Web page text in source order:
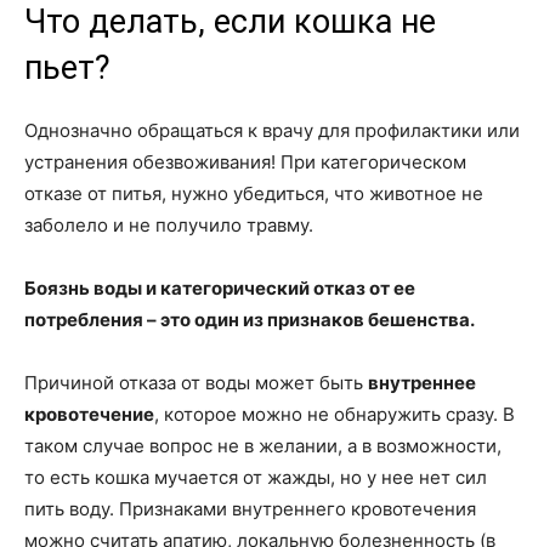
Что делать, если кошка не
пьет?
Однозначно обращаться к врачу для профилактики или
устранения обезвоживания! При категорическом
отказе от питья, нужно убедиться, что животное не
заболело и не получило травму.
Боязнь воды и категорический отказ от ее
потребления – это один из признаков бешенства.
Причиной отказа от воды может быть внутреннее
кровотечение, которое можно не обнаружить сразу. В
таком случае вопрос не в желании, а в возможности,
то есть кошка мучается от жажды, но у нее нет сил
пить воду. Признаками внутреннего кровотечения
можно считать апатию, локальную болезненность (в